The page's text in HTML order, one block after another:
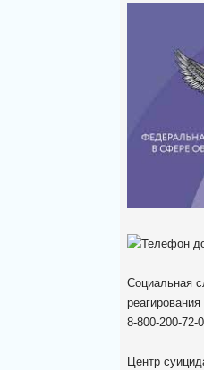
Социальная
8-800-200-72-
Центр